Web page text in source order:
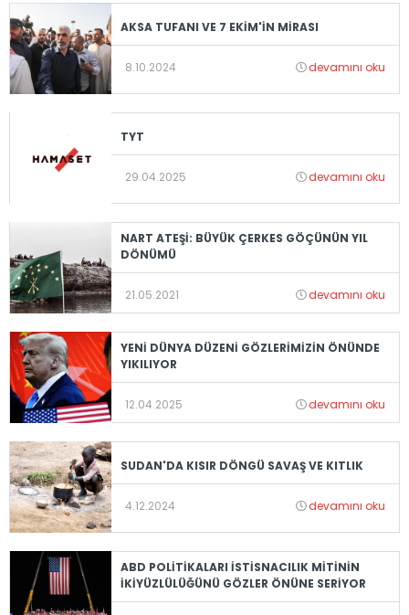
AKSA TUFANI VE 7 EKİM'İN MİRASI
8.10.2024 devamını oku
TYT
29.04.2025 devamını oku
NART ATEŞİ: BÜYÜK ÇERKES GÖÇÜNÜN YIL
DÖNÜMÜ
21.05.2021 devamını oku
YENİ DÜNYA DÜZENİ GÖZLERİMİZİN ÖNÜNDE
YIKILIYOR
12.04.2025 devamını oku
SUDAN'DA KISIR DÖNGÜ SAVAŞ VE KITLIK
4.12.2024 devamını oku
ABD POLİTİKALARI İSTİSNACILIK MİTİNİN
İKİYÜZLÜLÜĞÜNÜ GÖZLER ÖNÜNE SERİYOR